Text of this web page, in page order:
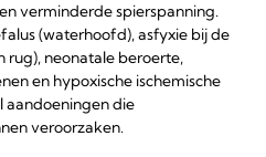
verminderde spierspanning.
(waterhoofd), asfyxie bij de
rug), neonatale beroerte,
en hypoxische ischemische
aandoeningen die
veroorzaken.